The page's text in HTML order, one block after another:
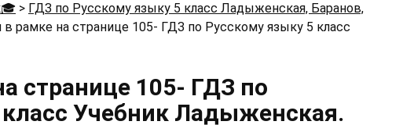
> ГДЗ по Русскому языку 5 класс Ладыженская, Баранов,
в рамке на странице 105- ГДЗ по Русскому языку 5 класс
странице 105- ГДЗ по
Учебник Ладыженская.